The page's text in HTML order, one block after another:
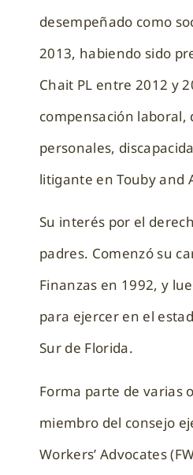
desempeñado como
2013, habiendo sido
Chait PL entre 2012 y
compensación laboral,
personales,
litigante en Touby and
Su interés por el
padres. Comenzó su
Finanzas en 1992, y
para ejercer en el
Sur de Florida.
Forma parte de varias
miembro del consejo
Workers’ Advocates